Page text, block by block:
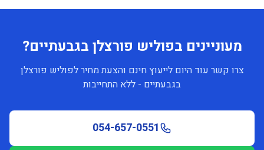
מעוניינים בפוליש פורצלן בגבעתיים?
צרו קשר עוד היום לייעוץ חינם והצעת מחיר לפוליש פורצלן
בגבעתיים - ללא התחייבות
054-657-0551